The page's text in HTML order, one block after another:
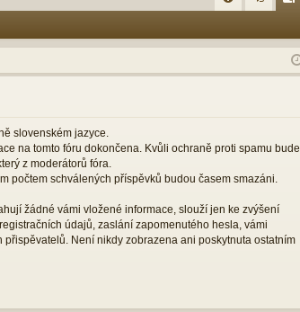
Q lá
sit
ist
ro
slovenském jazyce.
na tomto fóru dokončena. Kvůli ochraně proti spamu bude
z moderátorů fóra.
počtem schválených příspěvků budou časem smazáni.
žádné vámi vložené informace, slouží jen ke zvýšení
údajů, zaslání zapomenutého hesla, vámi
Není nikdy zobrazena ani poskytnuta ostatním